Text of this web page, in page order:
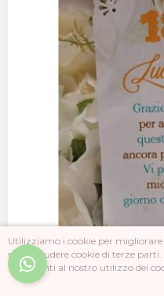
Utilizziamo i cookie per migliorare
può includere cookie di terze
acconsenti al nostro utilizzo dei